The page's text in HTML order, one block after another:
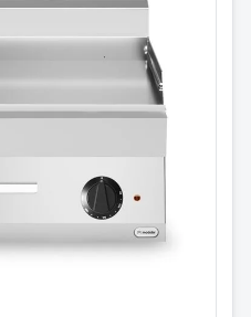
Flatgrill 2 soner
Slett stekeplate
Modular 70×65 cm